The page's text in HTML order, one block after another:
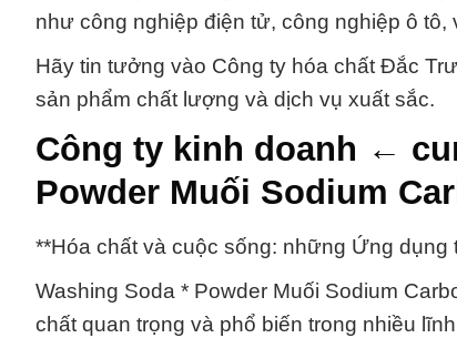
như công nghiệp điện tử, công nghiệp ô tô,
Hãy tin tưởng vào Công ty hóa chất Đắc
sản phẩm chất lượng và dịch vụ xuất sắc.
Công ty kinh doanh ←
Powder Muối Sodium
**Hóa chất và cuộc sống: những Ứng dụng
Washing Soda * Powder Muối Sodium
chất quan trọng và phổ biến trong nhiều